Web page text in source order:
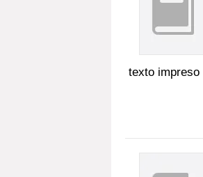
texto impreso